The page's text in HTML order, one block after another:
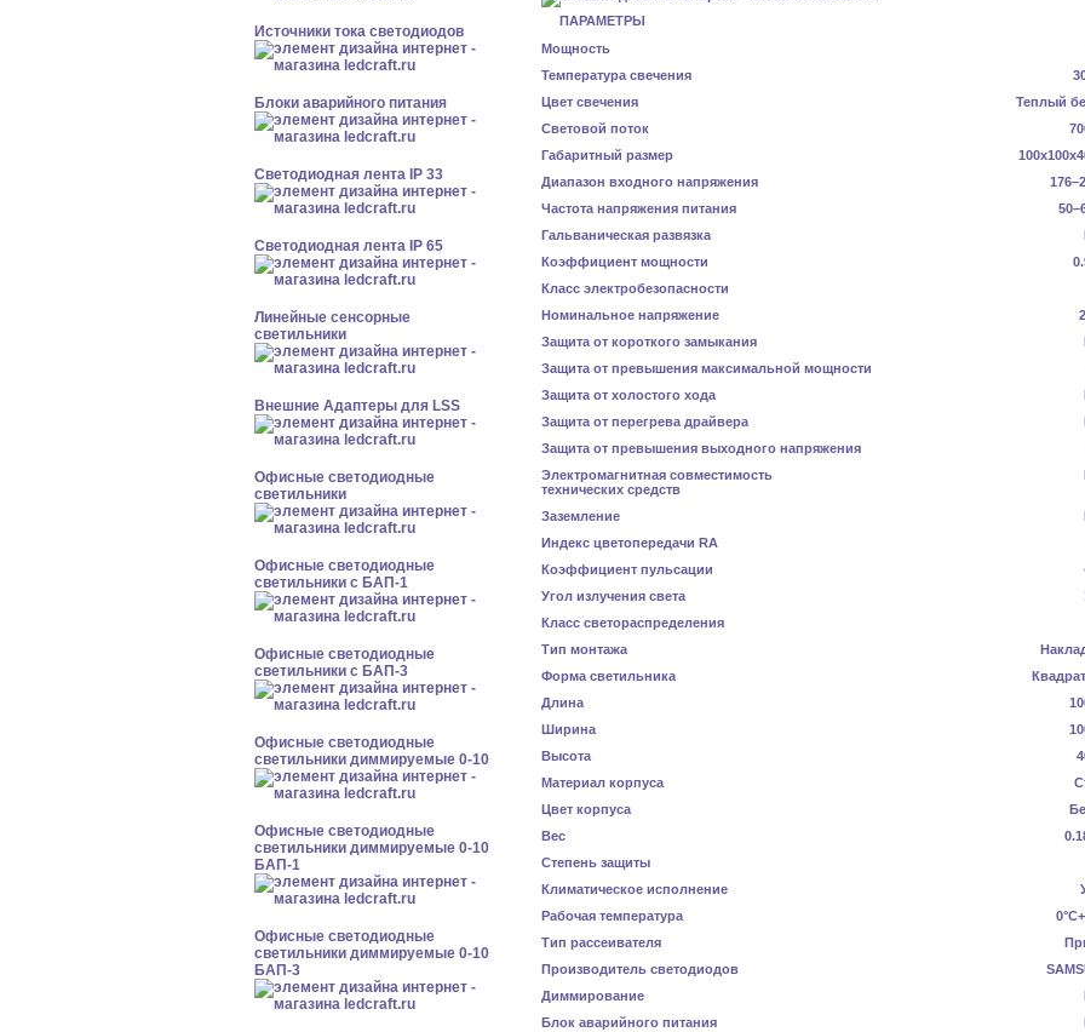
Источники тока светодиодов
Блоки аварийного питания
Светодиодная лента IP 33
Светодиодная лента IP 65
Линейные сенсорные
светильники
Внешние Адаптеры для LSS
Офисные светодиодные
светильники
Офисные светодиодные
светильники с БАП-1
Офисные светодиодные
светильники с БАП-3
Офисные светодиодные
светильники диммируемые 0-10
Офисные светодиодные
светильники диммируемые 0-10
БАП-1
Офисные светодиодные
светильники диммируемые 0-10
БАП-3
ПАРАМЕТРЫ
Мощность
Температура свечения
Цвет свечения
Теплый
Световой поток
Габаритный размер
Диапазон входного напряжения
Частота напряжения питания
Гальваническая развязка
Коэффициент мощности
Класс электробезопасности
Номинальное напряжение
Защита от короткого замыкания
Защита от превышения максимальной мощности
Защита от холостого хода
Защита от перегрева драйвера
Защита от превышения выходного напряжения
Электромагнитная совместимость
технических средств
Заземление
Индекс цветопередачи RA
Коэффициент пульсации
Угол излучения света
Класс светораспределения
Тип монтажа
Форма светильника
Длина
Ширина
Высота
Материал корпуса
Цвет корпуса
Вес
Степень защиты
Климатическое исполнение
Рабочая температура
Тип рассеивателя
Производитель светодиодов
Диммирование
Блок аварийного питания